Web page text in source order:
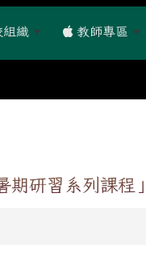
組織 教師專區
研習系列課程」